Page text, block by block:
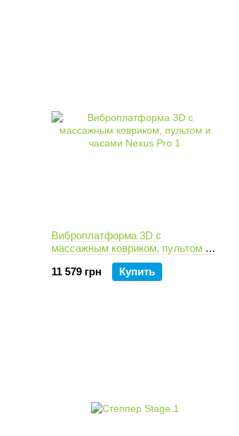
Виброплатформа 3D с
массажным ковриком, пультом и
часами Nexus Pro
11 579 грн
Купить